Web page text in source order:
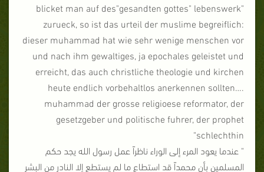
"blicket man auf des"gesandten gottes" lebenswerk
zurueck, so ist das urteil der muslime begreiflich:
dieser muhammad hat wie sehr wenige menschen vor
und nach ihm gewaltiges, ja epochales geleistet und
erreicht, das auch christliche theologie und kirchen
heute endlich vorbehaltlos anerkennen sollten….
muhammad der grosse religioese reformator, der
gesetzgeber und politische fuhrer, der prophet
schlechthin"
" عندما يعود المرء إلى الوراء ناظراً عمل رسول الله يجد حكم
المسلمين بأن محمداً قد استطاع ما لم يستطع إلا النادر من البشر